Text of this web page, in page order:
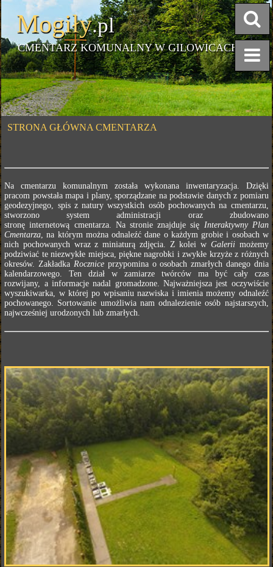
Mogiły.pl
CMENTARZ KOMUNALNY W GILOWICACH
STRONA GŁÓWNA CMENTARZA
Na cmentarzu komunalnym została wykonana inwentaryzacja. Dzięki
pracom powstała mapa i plany, sporządzane na podstawie danych z pomiaru
geodezyjnego, spis z natury wszystkich osób pochowanych na cmentarzu,
stworzono system administracji oraz zbudowano
stronę internetową cmentarza. Na stronie znajduje się Interaktywny Plan
Cmentarza, na którym można odnaleźć dane o każdym grobie i osobach w
nich pochowanych wraz z miniaturą zdjęcia. Z kolei w Galerii możemy
podziwiać te niezwykłe miejsca, piękne nagrobki i zwykłe krzyże z różnych
okresów. Zakładka Roczniceprzypomina o osobach zmarłych danego dnia
kalendarzowego. Ten dział w zamiarze twórców ma być cały czas
rozwijany, a informacje nadal gromadzone. Najważniejsza jest oczywiście
wyszukiwarka, w której po wpisaniu nazwiska i imienia możemy odnaleźć
pochowanego. Sortowanie umożliwia nam odnalezienie osób najstarszych,
najwcześniej urodzonych lub zmarłych.